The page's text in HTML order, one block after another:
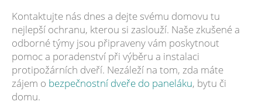
Kontaktujte nás dnes a dejte svému domovu tu
nejlepší ochranu, kterou si zaslouží. Naše zkušené a
odborné týmy jsou připraveny vám poskytnout
pomoc a poradenství při výběru a instalaci
protipožárních dveří. Nezáleží na tom, zda máte
zájem o bezpečnostní dveře do paneláku, bytu či
domu.